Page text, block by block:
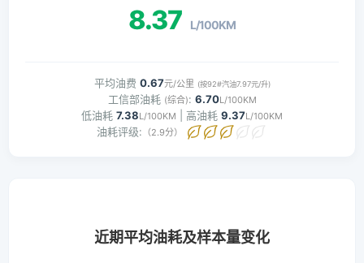
8.37 L/100KM
平均油费 0.67元/公里 (按92#汽油7.97元/升)
工信部油耗 (综合): 6.70L/100KM
低油耗 7.38L/100KM | 高油耗 9.37L/100KM
油耗评级: （2.9分）